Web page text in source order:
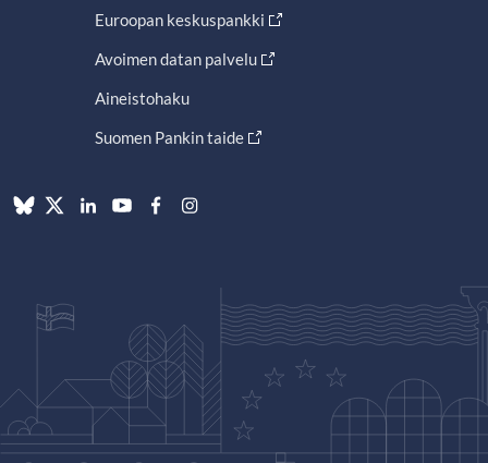
Euroopan keskuspankki
Avoimen datan palvelu
Aineistohaku
Suomen Pankin taide